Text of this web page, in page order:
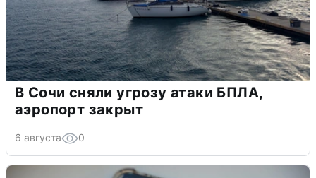
В Сочи сняли угрозу атаки БПЛА,
аэропорт закрыт
6 августа 0